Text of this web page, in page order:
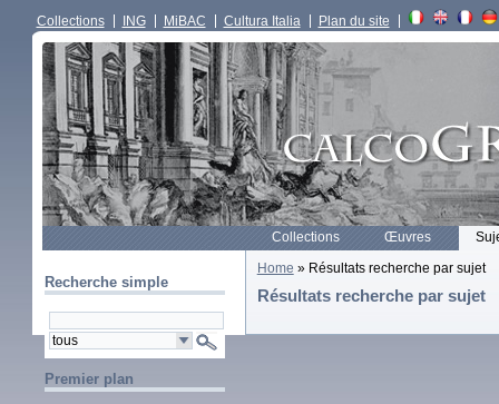
Collections ING MiBAC Cultura Italia Plan du site
Collections Œuvres
Recherche simple
Premier plan
Home » Résultats recherche par sujet
Résultats recherche par sujet